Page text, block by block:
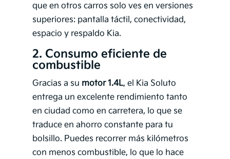
que en otros carros solo ves en versiones
superiores: pantalla táctil, conectividad,
espacio y respaldo Kia.
2. Consumo eficiente de
combustible
Gracias a su motor 1.4L, el Kia Soluto
entrega un excelente rendimiento tanto
en ciudad como en carretera, lo que se
traduce en ahorro constante para tu
bolsillo. Puedes recorrer más kilómetros
con menos combustible, lo que lo hace